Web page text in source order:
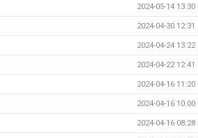
2024-05-14 13:30
2024-04-30 12:31
2024-04-24 13:22
2024-04-22 12:41
2024-04-16 11:20
2024-04-16 10:00
2024-04-16 08:28